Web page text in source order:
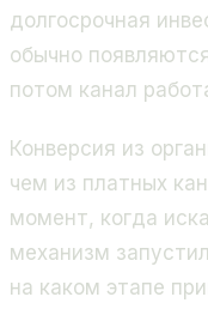
долгосрочная
обычно
потом канал
Конверсия из
чем из платных
момент, когда
механизм
на каком этапе